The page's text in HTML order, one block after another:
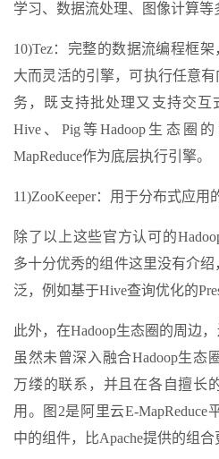
学习、数据流处理、图像计算等
10)Tez：完整的数据流编程框
大而灵活的引擎，可执行任意
务，既支持批处理又支持交互
Hive、Pig等Hadoop生态圈
MapReduce作为底层执行引擎。
11)ZooKeeper：用于分布式应用
除了以上这些官方认可的
多十分优秀的组件这里没有介
泛，例如基于Hive查询优化的
此外，在Hadoop生态圈的周边
虽然未曾深入融合Hadoop生态
万缕的联系，并且在各自擅长
用。图2是阿里云E-MapReduce
中的组件，比Apache提供的组合